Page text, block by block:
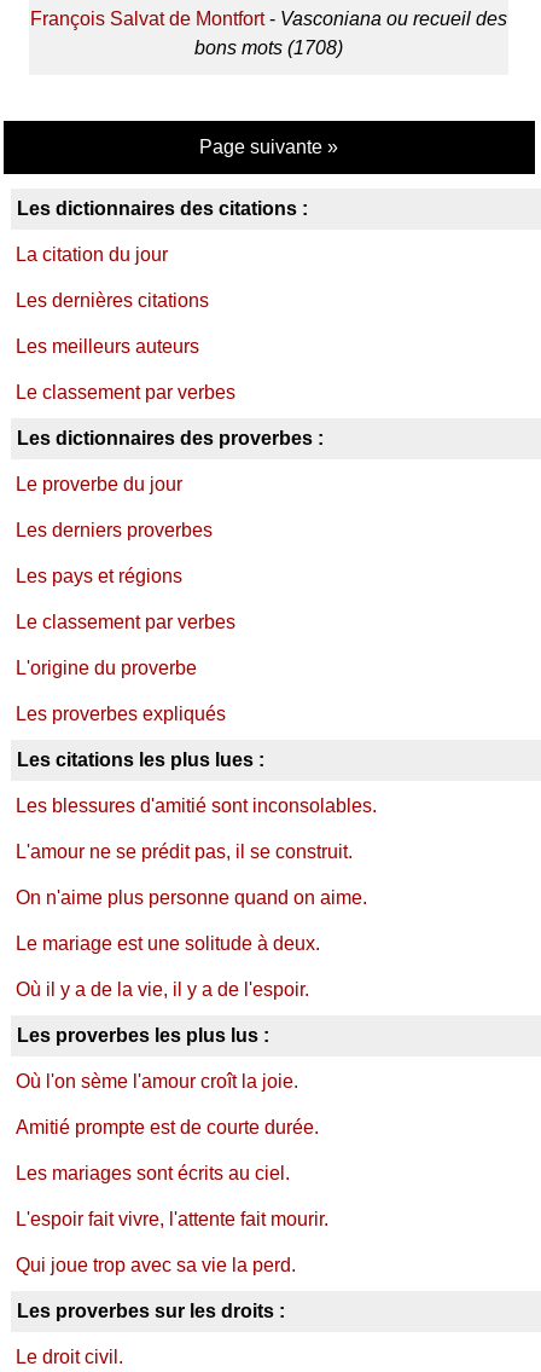
François Salvat de Montfort- Vasconiana ou recueil des
bons mots (1708)
Page suivante »
Les dictionnaires des citations :
La citation du jour
Les dernières citations
Les meilleurs auteurs
Le classement par verbes
Les dictionnaires des proverbes :
Le proverbe du jour
Les derniers proverbes
Les pays et régions
Le classement par verbes
L'origine du proverbe
Les proverbes expliqués
Les citations les plus lues :
Les blessures d'amitié sont inconsolables.
L'amour ne se prédit pas, il se construit.
On n'aime plus personne quand on aime.
Le mariage est une solitude à deux.
Où il y a de la vie, il y a de l'espoir.
Les proverbes les plus lus :
Où l'on sème l'amour croît la joie.
Amitié prompte est de courte durée.
Les mariages sont écrits au ciel.
L'espoir fait vivre, l'attente fait mourir.
Qui joue trop avec sa vie la perd.
Les proverbes sur les droits :
Le droit civil.